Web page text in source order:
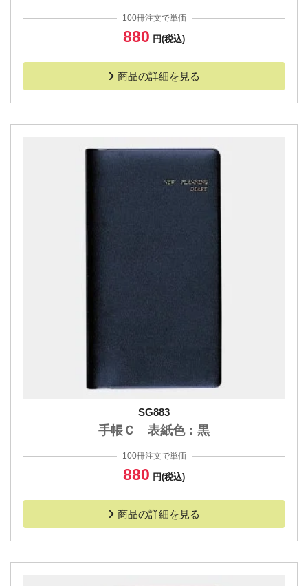
100冊注文で単価
880 円(税込)
商品の詳細を見る
SG883
手帳Ｃ 表紙色：黒
100冊注文で単価
880 円(税込)
商品の詳細を見る